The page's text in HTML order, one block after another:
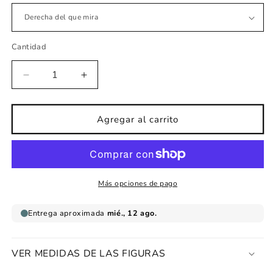
Cantidad
Reducir
cantidad
para
bebe
oso
bebe
Aumentar
cantidad
para
vinilos
bebe
oso
bebe
dormidos
Agregar al carrito
Más opciones de pago
VER MEDIDAS DE LAS FIGURAS